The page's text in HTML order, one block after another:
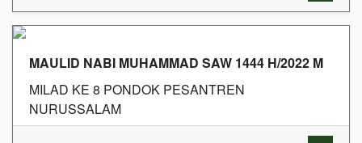
MAULID NABI MUHAMMAD SAW 1444 H/2022 M
MILAD KE 8 PONDOK PESANTREN
NURUSSALAM